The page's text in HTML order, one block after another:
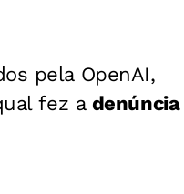
pela OpenAI,
fez a denúncia